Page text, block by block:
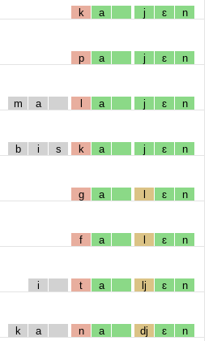
k a j ɛ n
p a j ɛ n
m a l a j ɛ n
b i s k a j ɛ n
g a l ɛ n
f a l ɛ n
i t a lj ɛ n
k a n a dj ɛ n